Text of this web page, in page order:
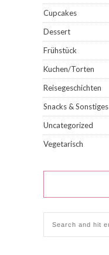
Cupcakes
Dessert
Frühstück
Kuchen/Torten
Reisegeschichten
Snacks & Sonstiges
Uncategorized
Vegetarisch